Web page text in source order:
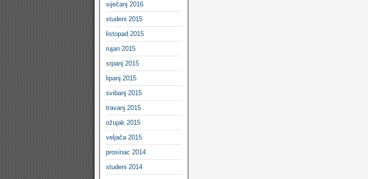
siječanj 2016
studeni 2015
listopad 2015
rujan 2015
srpanj 2015
lipanj 2015
svibanj 2015
travanj 2015
ožujak 2015
veljača 2015
prosinac 2014
studeni 2014